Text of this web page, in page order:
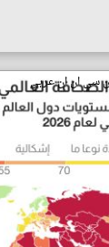
سي ان ان عربي